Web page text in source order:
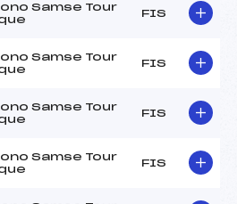
Samse Tour
FIS
Samse Tour
FIS
Samse Tour
FIS
Samse Tour
FIS